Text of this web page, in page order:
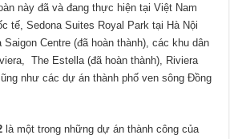
này đã và đang thực hiện tại Việt Nam
tế, Sedona Suites Royal Park tại Hà Nội
Saigon Centre (đã hoàn thành), các khu dân
The Estella (đã hoàn thành), Riviera
như các dự án thành phố ven sông Đồng
là một trong những dự án thành công của